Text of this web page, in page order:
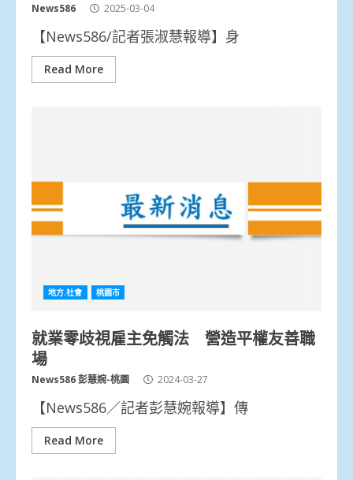
News586 2025-03-04
【News586/記者張淑慧報導】身
Read More
地方.社會 桃園市
就業零歧視雇主免觸法 營造平權友善職
場
News586 彭慧婉-桃園 2024-03-27
【News586／記者彭慧婉報導】傳
Read More